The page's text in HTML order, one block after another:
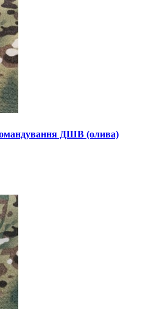
ДШВ (олива)